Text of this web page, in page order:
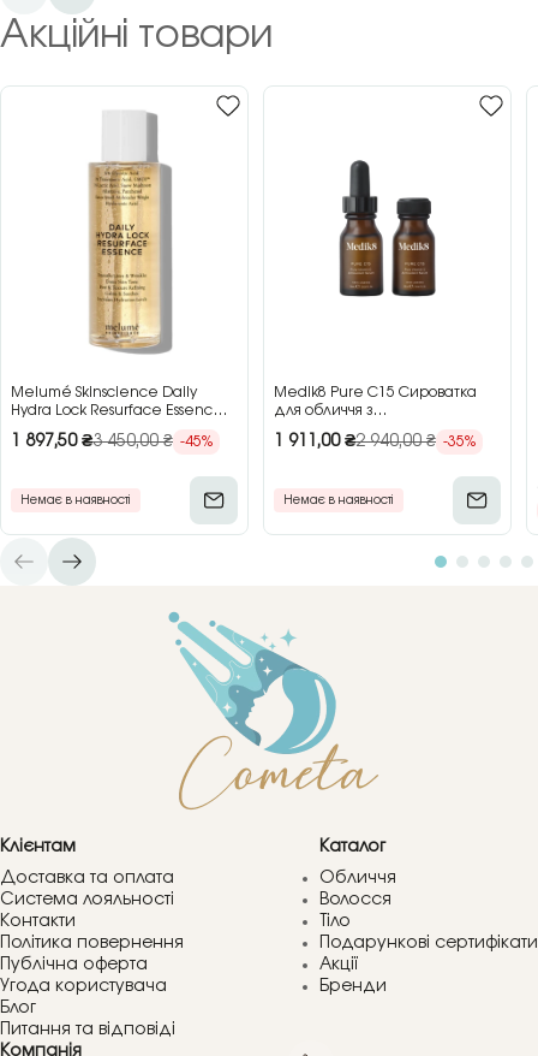
Акційні товари
Melumé Skinscience Daily
Hydra Lock Resurface Essence
обличчя з кислотами, 150 мл
1 897,50₴3 450,00₴ -45%
Немає в наявності
Medik8 Pure C15 Сироватка
для обличчя з
2×15 мл
1 911,00₴2 940,00₴ -35%
Немає в наявності
Клієнтам
Доставка та оплата
Система лояльності
Контакти
Політика повернення
Публічна оферта
Угода користувача
Блог
Питання та відповіді
Каталог
Обличчя
Волосся
Тіло
Подарункові сертифікати
Акції
Бренди
Компанія